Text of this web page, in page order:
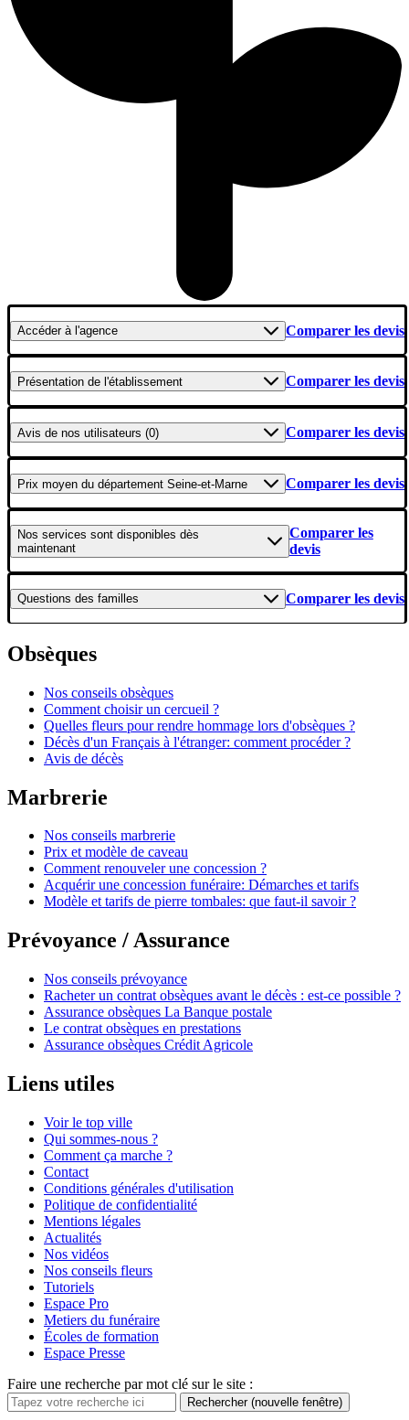
Accéderà l'agence Comparer les devis
Présentation de l'établissement Comparer les devis
Avis de nos utilisateurs (0) Comparer les devis
Prix moyen du département Seine-et-Marne Comparer les devis
Nos services sont disponibles dès
maintenant
Comparer les
devis
Questions des familles Comparer les devis
Obsèques
Nos conseils obsèques
Comment choisir un cercueil ?
Quelles fleurs pour rendre hommage lors d'obsèques ?
Décès d'un Français à l'étranger: comment procéder ?
Avis de décès
Marbrerie
Nos conseils marbrerie
Prix et modèle de caveau
Comment renouveler une concession ?
Acquérir une concession funéraire: Démarches et tarifs
Modèle et tarifs de pierre tombales: que faut-il savoir ?
Prévoyance / Assurance
Nos conseils prévoyance
Racheter un contrat obsèques avant le décès : est-ce possible ?
Assurance obsèques La Banque postale
Le contrat obsèques en prestations
Assurance obsèques Crédit Agricole
Liens utiles
Voir le top ville
Qui sommes-nous ?
Comment ça marche ?
Contact
Conditions générales d'utilisation
Politique de confidentialité
Mentions légales
Actualités
Nos vidéos
Nos conseils fleurs
Tutoriels
Espace Pro
Metiers du funéraire
Écoles de formation
Espace Presse
Faire une recherche par mot clé sur le site :
Rechercher (nouvelle fenêtre)